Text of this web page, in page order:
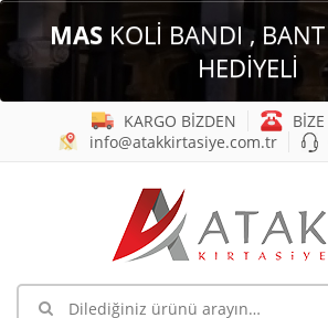
MAS KOLİ BANDI ,
HEDİYELİ
KARGO BİZDEN
info@atakkirtasiye.com.tr